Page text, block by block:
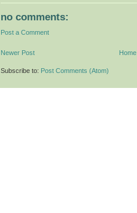
no comments:
Post a Comment
Newer Post Home
Subscribe to: Post Comments (Atom)